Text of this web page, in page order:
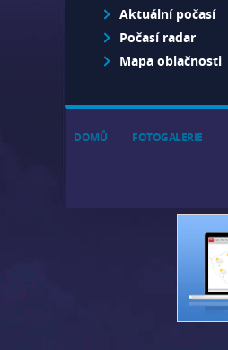
Aktuální počasí
Počasí radar
Mapa oblačnosti
DOMŮ FOTOGALERIE